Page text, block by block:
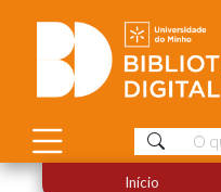
Início